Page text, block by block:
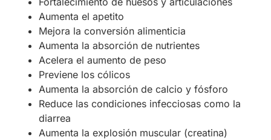
Aumenta el apetito
Mejora la conversión alimenticia
Aumenta la absorción de nutrientes
Acelera el aumento de peso
Previene los cólicos
Aumenta la absorción de calcio y fósforo
Reduce las condiciones infecciosas como la
diarrea
Aumenta la explosión muscular (creatina)